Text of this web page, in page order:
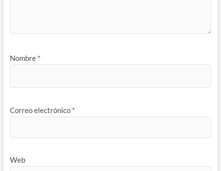
Nombre *
Correo electrónico *
Web